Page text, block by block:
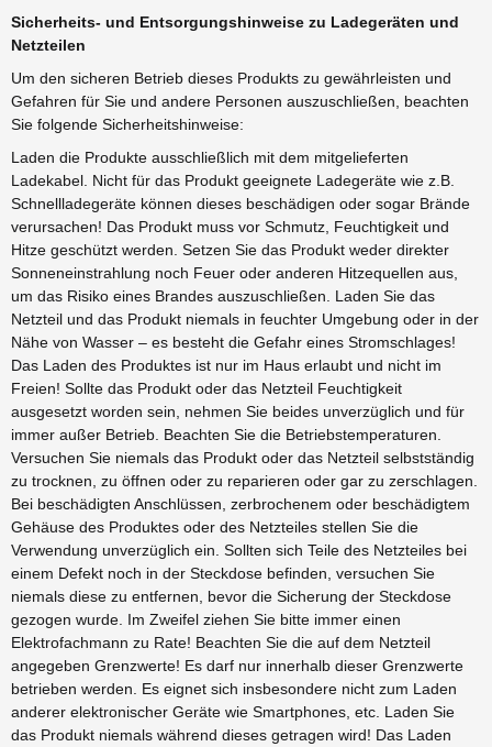
Sicherheits- und Entsorgungshinweise zu Ladegeräten und
Netzteilen
Um den sicheren Betrieb dieses Produkts zu gewährleisten und
Gefahren für Sie und andere Personen auszuschließen, beachten
Sie folgende Sicherheitshinweise:
Laden die Produkte ausschließlich mit dem mitgelieferten
Ladekabel. Nicht für das Produkt geeignete Ladegeräte wie z.B.
Schnellladegeräte können dieses beschädigen oder sogar Brände
verursachen! Das Produkt muss vor Schmutz, Feuchtigkeit und
Hitze geschützt werden. Setzen Sie das Produkt weder direkter
Sonneneinstrahlung noch Feuer oder anderen Hitzequellen aus,
um das Risiko eines Brandes auszuschließen. Laden Sie das
Netzteil und das Produkt niemals in feuchter Umgebung oder in der
Nähe von Wasser – es besteht die Gefahr eines Stromschlages!
Das Laden des Produktes ist nur im Haus erlaubt und nicht im
Freien! Sollte das Produkt oder das Netzteil Feuchtigkeit
ausgesetzt worden sein, nehmen Sie beides unverzüglich und für
immer außer Betrieb. Beachten Sie die Betriebstemperaturen.
Versuchen Sie niemals das Produkt oder das Netzteil selbstständig
zu trocknen, zu öffnen oder zu reparieren oder gar zu zerschlagen.
Bei beschädigten Anschlüssen, zerbrochenem oder beschädigtem
Gehäuse des Produktes oder des Netzteiles stellen Sie die
Verwendung unverzüglich ein. Sollten sich Teile des Netzteiles bei
einem Defekt noch in der Steckdose befinden, versuchen Sie
niemals diese zu entfernen, bevor die Sicherung der Steckdose
gezogen wurde. Im Zweifel ziehen Sie bitte immer einen
Elektrofachmann zu Rate! Beachten Sie die auf dem Netzteil
angegeben Grenzwerte! Es darf nur innerhalb dieser Grenzwerte
betrieben werden. Es eignet sich insbesondere nicht zum Laden
anderer elektronischer Geräte wie Smartphones, etc. Laden Sie
das Produkt niemals während dieses getragen wird! Das Laden